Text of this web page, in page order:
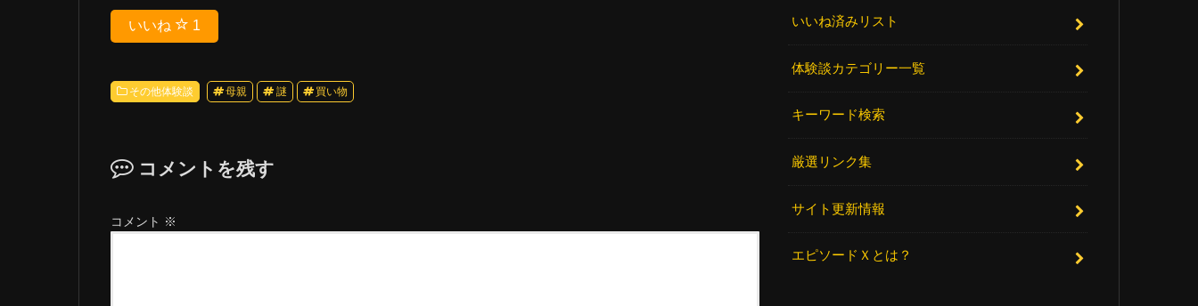
いいね 1
その他体験談 母親 謎 買い物
コメントを残す
コメント ※
いいね済みリスト
体験談カテゴリー一覧
キーワード検索
厳選リンク集
サイト更新情報
エピソードＸとは？